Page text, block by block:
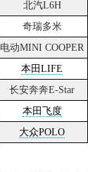
北汽L6H
奇瑞多米
电动MINI COOPER
本田LIFE
长安奔奔E-Star
本田飞度
大众POLO